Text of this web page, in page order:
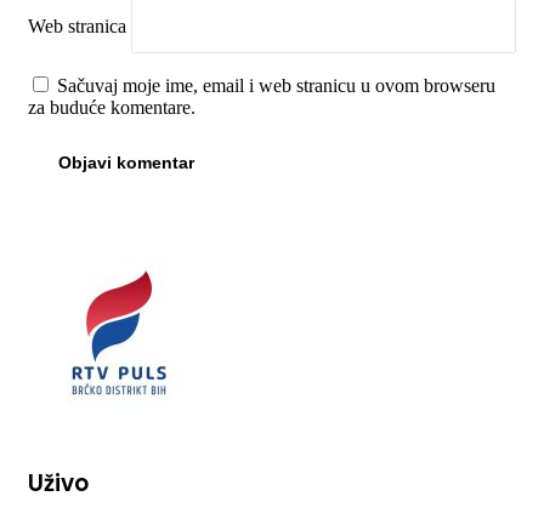
Web stranica
Sačuvaj moje ime, email i web stranicu u ovom browseru
za buduće komentare.
Uživo